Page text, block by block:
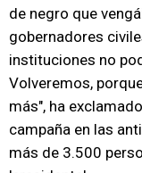
de negro que
gobernadores
instituciones no
Volveremos,
más", ha
campaña en las
más de 3.500